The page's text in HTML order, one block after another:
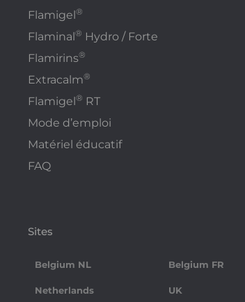
Flamigel®
Flaminal® Hydro / Forte
Flamirins®
Extracalm®
Flamigel® RT
Mode d’emploi
Matériel éducatif
FAQ
Sites
Belgium NL Belgium FR
Netherlands UK